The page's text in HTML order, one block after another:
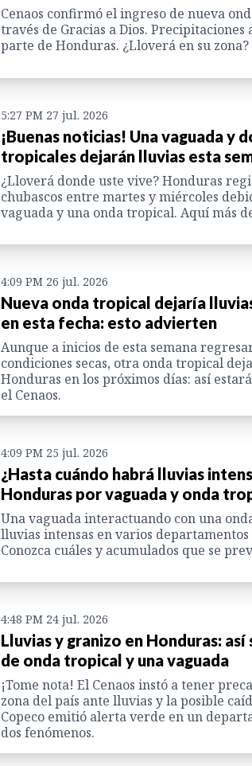
Cenaos confirmó el ingreso de nueva
través de Gracias a Dios.
parte de Honduras. ¿Lloverá en su zona?
5:27 PM 27 jul. 2026
¡Buenas noticias! Una vaguada y
tropicales dejarán lluvias esta
¿Lloverá donde uste vive? Honduras
chubascos entre martes y miércoles
vaguada y una onda tropical. Aquí más
4:09 PM 26 jul. 2026
Nueva onda tropical dejaría
en esta fecha: esto advierten
Aunque a inicios de esta semana
condiciones secas, otra onda tropical
Honduras en los próximos días: así
el Cenaos.
4:09 PM 25 jul. 2026
¿Hasta cuándo habrá lluvias
Honduras por vaguada y onda
Una vaguada interactuando con una
lluvias intensas en varios
Conozca cuáles y acumulados que se
4:48 PM 24 jul. 2026
Lluvias y granizo en Honduras: así
de onda tropical y una vaguada
¡Tome nota! El Cenaos instó a tener
zona del país ante lluvias y la posible
Copeco emitió alerta verde en un
dos fenómenos.